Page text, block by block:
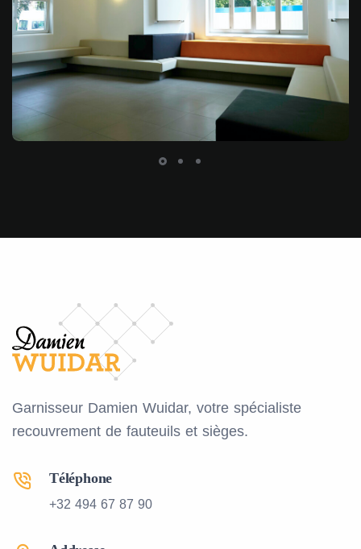
Garnisseur Damien Wuidar, votre spécialiste
recouvrement de fauteuils et sièges.
Téléphone
+32 494 67 87 90